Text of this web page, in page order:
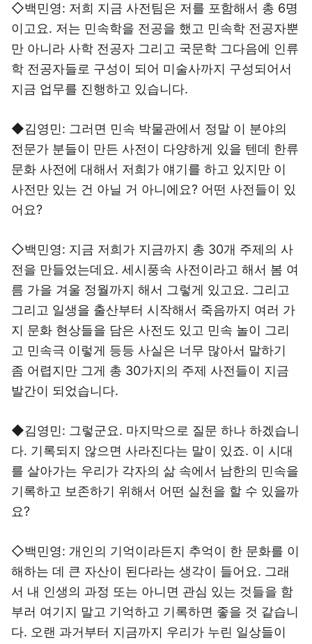
◇백민영: 저희 지금 사전팀은 저를 포함해서 총 6명
이고요. 저는 민속학을 전공을 했고 민속학 전공자뿐
만 아니라 사학 전공자 그리고 국문학 그다음에 인류
학 전공자들로 구성이 되어 미술사까지 구성되어서
지금 업무를 진행하고 있습니다.
◆김영민: 그러면 민속 박물관에서 정말 이 분야의
전문가 분들이 만든 사전이 다양하게 있을 텐데 한류
문화 사전에 대해서 저희가 얘기를 하고 있지만 이
사전만 있는 건 아닐 거 아니에요? 어떤 사전들이 있
어요?
◇백민영: 지금 저희가 지금까지 총 30개 주제의 사
전을 만들었는데요. 세시풍속 사전이라고 해서 봄 여
름 가을 겨울 정월까지 해서 그렇게 있고요. 그리고
그리고 일생을 출산부터 시작해서 죽음까지 여러 가
지 문화 현상들을 담은 사전도 있고 민속 놀이 그리
고 민속극 이렇게 등등 사실은 너무 많아서 말하기
좀 어렵지만 그게 총 30가지의 주제 사전들이 지금
발간이 되었습니다.
◆김영민: 그렇군요. 마지막으로 질문 하나 하겠습니
다. 기록되지 않으면 사라진다는 말이 있죠. 이 시대
를 살아가는 우리가 각자의 삶 속에서 남한의 민속을
기록하고 보존하기 위해서 어떤 실천을 할 수 있을까
요?
◇백민영: 개인의 기억이라든지 추억이 한 문화를 이
해하는 데 큰 자산이 된다라는 생각이 들어요. 그래
서 내 인생의 과정 또는 아니면 관심 있는 것들을 함
부러 여기지 말고 기억하고 기록하면 좋을 것 같습니
다. 오랜 과거부터 지금까지 우리가 누린 일상들이